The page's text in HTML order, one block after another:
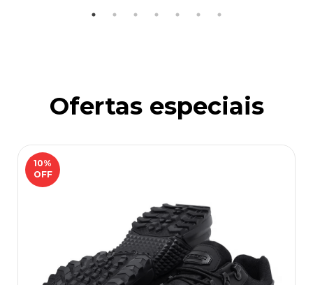
Ofertas especiais
10%
OFF